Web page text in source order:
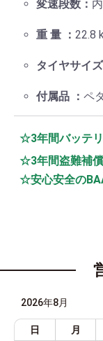
変速段数：
重 量 ： 22.8
タイヤサイズ
付属品 ： ペ
☆3年間バッテ
☆3年間盗難補
☆安心安全の
2026年8月
日 月